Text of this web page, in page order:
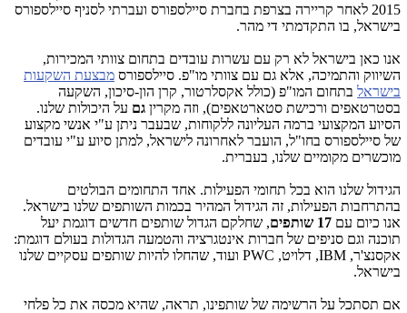
2015 לאחר קריירה בצרפת בחברת סיילספורס ועברתי לסניף סיילספורס
בישראל, בו התקדמתי די מהר.
אנו כאן בישראל לא רק עם עשרות עובדים בתחום צוותי המכירות,
השיווק והתמיכה, אלא גם עם צוותי מו"פ. סיילספורס מבצעת השקעות
בישראל בתחום המו"פ (כולל אקסלרטור, קרן הון-סיכון, השקעה
בסטרטאפים ורכישת סטארטאפים), וזה מקרין גם על היכולות שלנו.
הסיוע המקצועי ברמה העליונה ללקוחות, שבעבר ניתן ע"י אנשי מקצוע
של סיילספורס בחו"ל, הועבר לאחרונה לישראל, למתן סיוע ע"י עובדים
מוכשרים מקומיים שלנו, בעברית.
הגידול שלנו הוא בכל תחומי הפעילות. אחד התחומים הבולטים
בהתרחבות הפעילות, זה הגידול המהיר בכמות השותפים שלנו בישראל.
אנו כיום עם 17 שותפים
, שחלקם הגדול שותפים חדשים דוגמת יעל
תוכנה וגם סניפים של חברות אינטגרציה והטמעה הגדולות בעולם דוגמת:
אקסנצ'ר, IBM, דלויט, PWC ועוד, שהחלו להיות שותפים עסקיים שלנו
בישראל.
אם תסתכל על הרשימה של שותפינו, תראה, שהיא מכסה את כל פלחי